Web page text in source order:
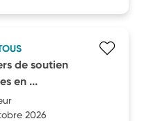
de soutien
en ...
2026